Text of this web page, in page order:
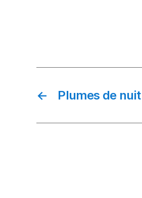
← Plumes de